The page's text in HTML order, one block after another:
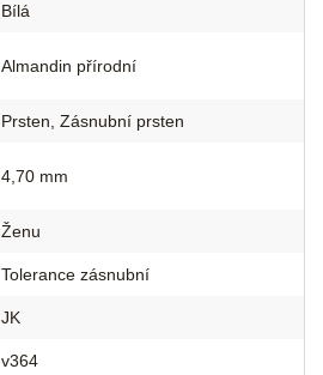
Bílá
Almandin přírodní
Prsten Zásnubní prsten
4,70 mm
Ženu
Tolerance zásnubní
JK
v364